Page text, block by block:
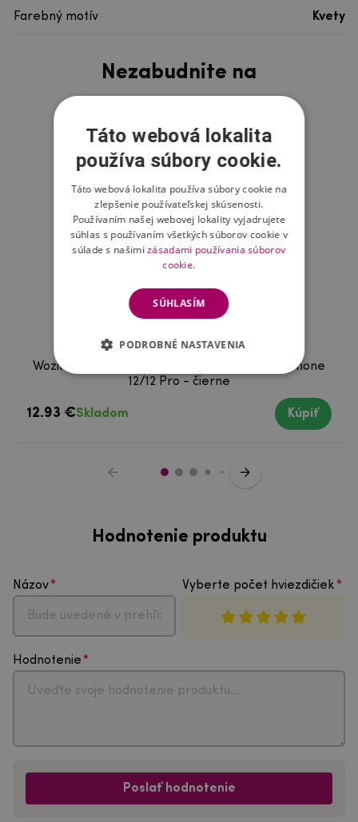
Farebný motív
Kvety
Nezabudnite na
Wozinsky celoplošné tvrdené sklo na mobil iPhone
12/12 Pro - čierne
12.93 €Skladom Kúpiť
Hodnotenie produktu
Názov Vyberte počet hviezdičiek
Hodnotenie
Poslať hodnotenie
Táto webová lokalita
používa súbory cookie.
Táto webová lokalita používa súbory cookie na
zlepšenie používateľskej skúsenosti.
Používaním našej webovej lokality vyjadrujete
súhlas s používaním všetkých súborov cookie v
súlade s našimizásadami používania súborov
cookie.
SÚHLASÍM
PODROBNÉ NASTAVENIA